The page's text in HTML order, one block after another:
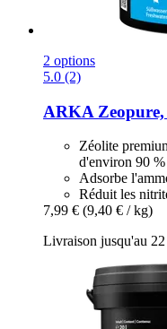
2 options
5.0 (2)
ARKA
Zéolite
d'environ 90 %
Adsorbe
Réduit les
7,99 € (9,40 € / kg)
Livraison jusqu'au 22